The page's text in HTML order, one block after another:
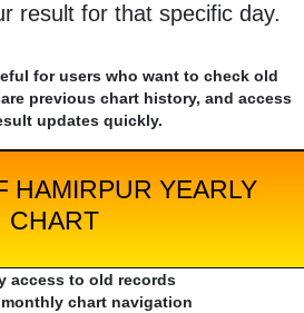
result for that specific day.
for users who want to check old
previous chart history, and access
updates quickly.
HAMIRPUR YEARLY
CHART
access to old records
chart navigation